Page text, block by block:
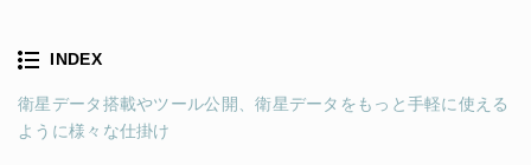
INDEX
衛星データ搭載やツール公開、衛星データをもっと手軽に使える
ように様々な仕掛け